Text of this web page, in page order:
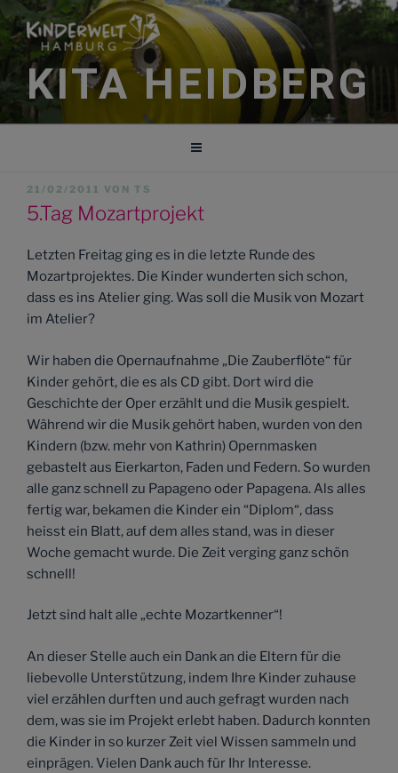
Zum
Inhalt
springen
KITA HEIDBERG
VERÖFFENTLICHT
AM
21/02/2011 VON TS
5.Tag Mozartprojekt
Letzten Freitag ging es in die letzte Runde des
Mozartprojektes. Die Kinder wunderten sich schon,
dass es ins Atelier ging. Was soll die Musik von Mozart
im Atelier?
Wir haben die Opernaufnahme „Die Zauberflöte“ für
Kinder gehört, die es als CD gibt. Dort wird die
Geschichte der Oper erzählt und die Musik gespielt.
Während wir die Musik gehört haben, wurden von den
Kindern (bzw. mehr von Kathrin) Opernmasken
gebastelt aus Eierkarton, Faden und Federn. So wurden
alle ganz schnell zu Papageno oder Papagena. Als alles
fertig war, bekamen die Kinder ein “Diplom“, dass
heisst ein Blatt, auf dem alles stand, was in dieser
Woche gemacht wurde. Die Zeit verging ganz schön
schnell!
Jetzt sind halt alle „echte Mozartkenner“!
An dieser Stelle auch ein Dank an die Eltern für die
liebevolle Unterstützung, indem Ihre Kinder zuhause
viel erzählen durften und auch gefragt wurden nach
dem, was sie im Projekt erlebt haben. Dadurch konnten
die Kinder in so kurzer Zeit viel Wissen sammeln und
einprägen. Vielen Dank auch für Ihr Interesse.